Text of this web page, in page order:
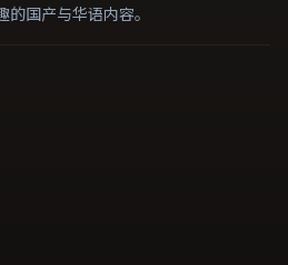
国产与华语内容。